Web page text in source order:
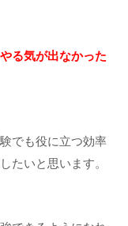
る気が出なかった
でも役に立つ効率
たいと思います。